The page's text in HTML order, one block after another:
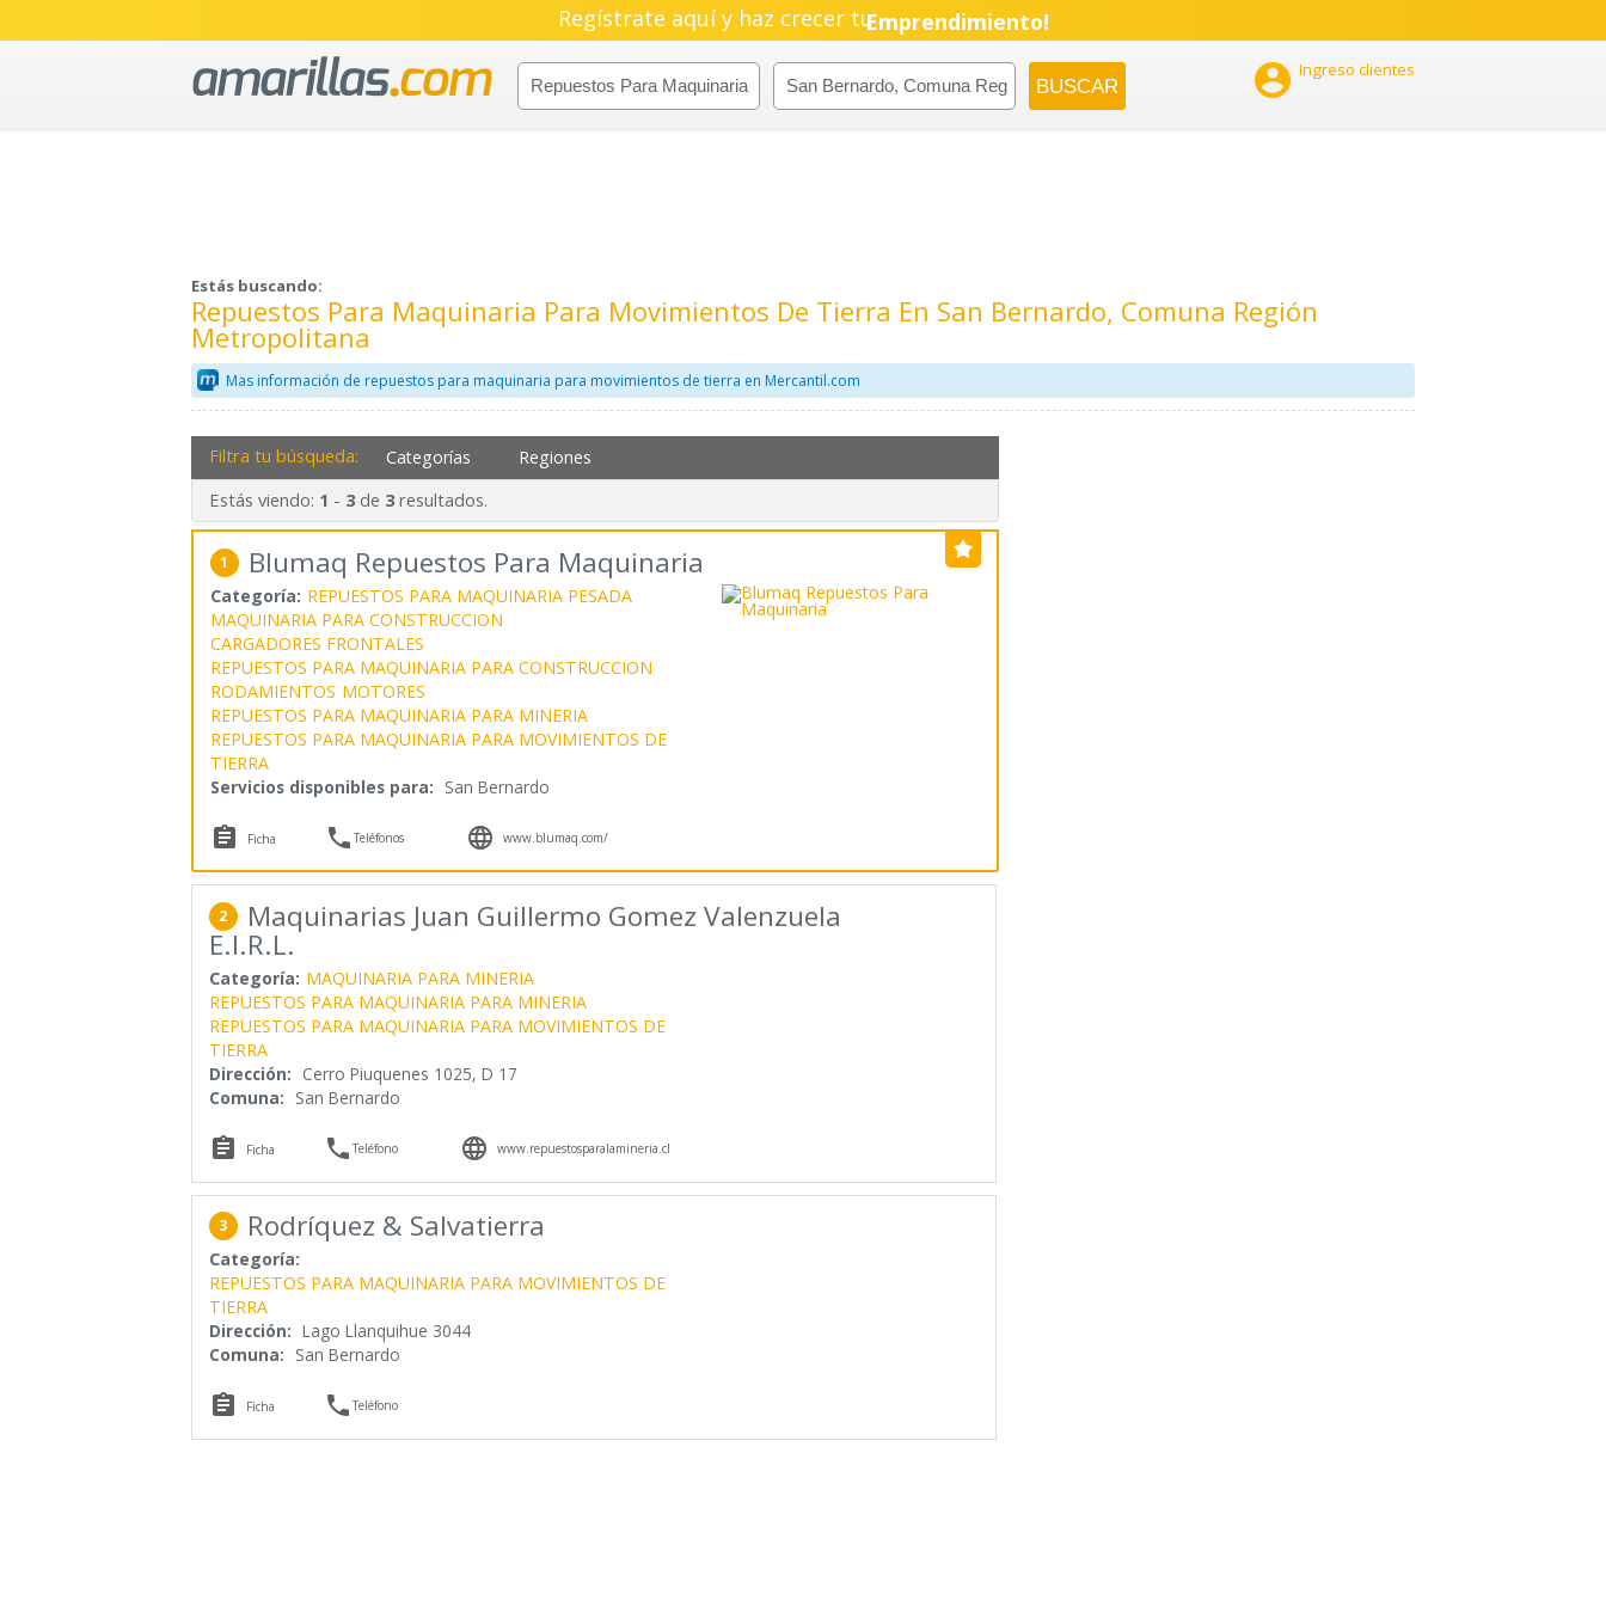
Regístrate aquí y haz crecer tu
Emprendimiento!
 Ingreso clientes
Estás buscando:
Repuestos Para Maquinaria Para Movimientos De Tierra En San Bernardo, Comuna Región
Metropolitana
Mas información de repuestos para maquinaria para movimientos de tierra en Mercantil.com
Filtra tu búsqueda: Categorías Regiones
Estás viendo: 1 - 3de 3resultados.
1 Blumaq Repuestos Para Maquinaria
Categoría: REPUESTOS PARA MAQUINARIA PESADA
MAQUINARIA PARA CONSTRUCCION
CARGADORES FRONTALES
REPUESTOS PARA MAQUINARIA PARA CONSTRUCCION
RODAMIENTOS MOTORES
REPUESTOS PARA MAQUINARIA PARA MINERIA
REPUESTOS PARA MAQUINARIA PARA MOVIMIENTOS DE
TIERRA
Servicios disponibles para: San Bernardo
 Ficha Teléfonos  www.blumaq.com/
2 Maquinarias Juan Guillermo Gomez Valenzuela
E.I.R.L.
Categoría: MAQUINARIA PARA MINERIA
REPUESTOS PARA MAQUINARIA PARA MINERIA
REPUESTOS PARA MAQUINARIA PARA MOVIMIENTOS DE
TIERRA
Dirección: Cerro Piuquenes 1025, D 17
Comuna: San Bernardo
 Ficha Teléfono  www.repuestosparalamineria.cl
3 Rodríquez & Salvatierra
Categoría:
REPUESTOS PARA MAQUINARIA PARA MOVIMIENTOS DE
TIERRA
Dirección: Lago Llanquihue 3044
Comuna: San Bernardo
 Ficha Teléfono